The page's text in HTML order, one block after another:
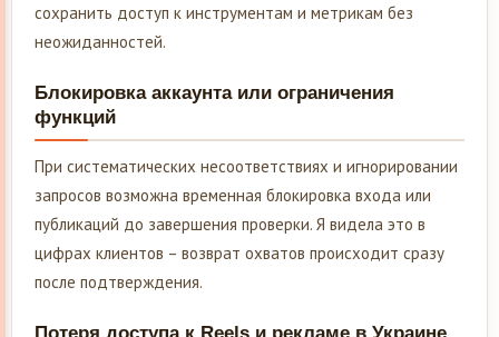
сохранить доступ к инструментам и метрикам без
неожиданностей.
Блокировка аккаунта или ограничения
функций
При систематических несоответствиях и игнорировании
запросов возможна временная блокировка входа или
публикаций до завершения проверки. Я видела это в
цифрах клиентов – возврат охватов происходит сразу
после подтверждения.